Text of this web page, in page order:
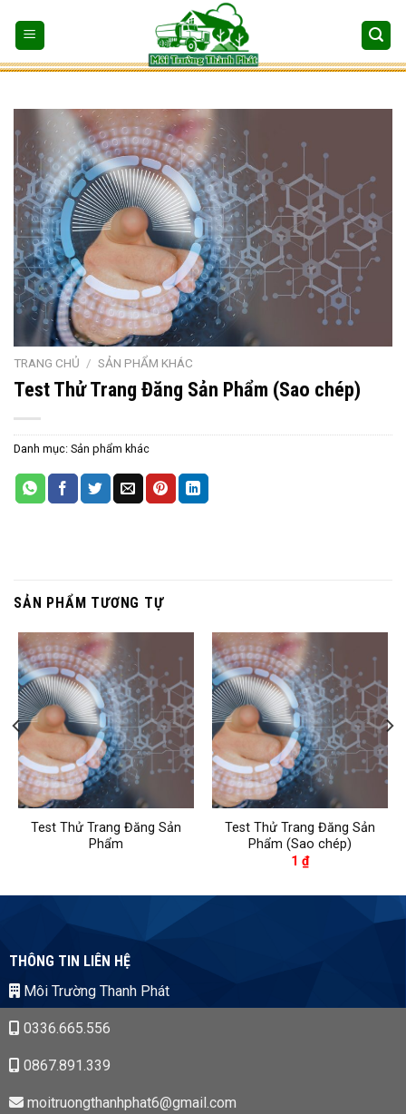
nội
TRANG CHỦ / SẢN PHẨM KHÁC
Test Thử Trang Đăng Sản Phẩm (Sao chép)
Danh mục: Sản phẩm khác
SẢN PHẨM TƯƠNG TỰ
Test Thử Trang Đăng Sản
Phẩm
Test Thử Trang Đăng Sản
Phẩm (Sao chép)
1 ₫
THÔNG TIN LIÊN HỆ
Môi Trường Thanh Phát
0336.665.556
0867.891.339
moitruongthanhphat6@gmail.com